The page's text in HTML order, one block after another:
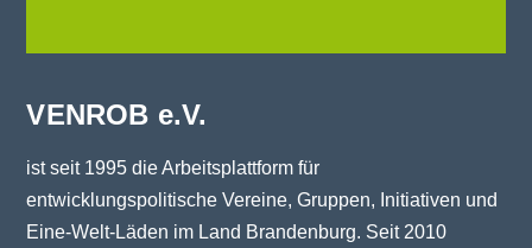
VENROB e.V.
ist seit 1995 die Arbeitsplattform für
entwicklungspolitische Vereine, Gruppen, Initiativen und
Eine-Welt-Läden im Land Brandenburg. Seit 2010